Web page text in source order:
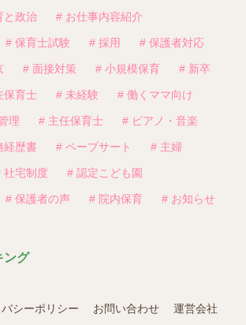
と政治 # お仕事内容紹介
# 保育士試験 # 採用 # 保護者対応
# 面接対策 # 小規模保育 # 新卒
保育士 # 未経験 # 働くママ向け
理 # 主任保育士 # ピアノ・音楽
経歴書 # ペープサート # 主婦
社宅制度 # 認定こども園
# 保護者の声 # 院内保育 # お知らせ
ング
シーポリシー お問い合わせ 運営会社